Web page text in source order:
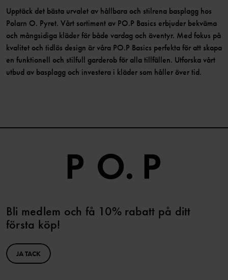
Upptäck det bästa urvalet av hållbara och stilrena basplagg hos
Polarn O. Pyret. Vårt sortiment av PO.P Basics erbjuder bekväma
och mångsidiga kläder för både vardag och äventyr. Med fokus på
kvalitet och tidlös design är våra PO.P Basics perfekta för att skapa
en funktionell och stilfull garderob för alla tillfällen. Utforska vårt
utbud av basplagg och investera i kläder som håller över tid.
Bli medlem och få 10% rabatt på ditt
första köp!
JA TACK